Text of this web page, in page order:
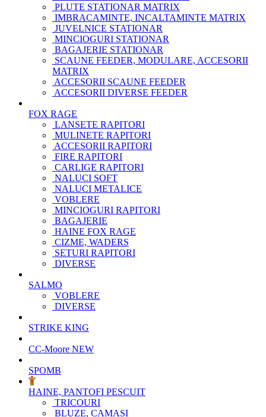
PLUTE STATIONAR MATRIX
IMBRACAMINTE, INCALTAMINTE MATRIX
JUVELNICE STATIONAR
MINCIOGURI STATIONAR
BAGAJERIE STATIONAR
SCAUNE FEEDER, MODULARE, ACCESORII
MATRIX
ACCESORII SCAUNE FEEDER
ACCESORII DIVERSE FEEDER
FOX RAGE
LANSETE RAPITORI
MULINETE RAPITORI
ACCESORII RAPITORI
FIRE RAPITORI
CARLIGE RAPITORI
NALUCI SOFT
NALUCI METALICE
VOBLERE
MINCIOGURI RAPITORI
BAGAJERIE
HAINE FOX RAGE
CIZME, WADERS
SETURI RAPITORI
DIVERSE
SALMO
VOBLERE
DIVERSE
STRIKE KING
CC-Moore NEW
SPOMB
HAINE, PANTOFI PESCUIT
TRICOURI
BLUZE, CAMASI